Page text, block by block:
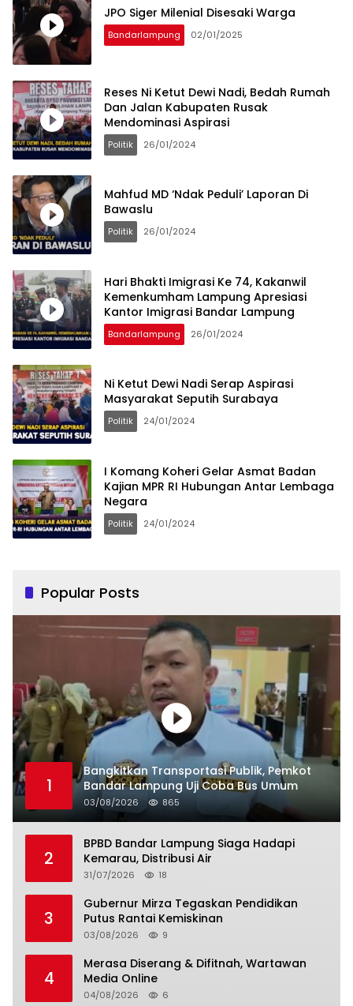
JPO Siger Milenial Disesaki Warga
Bandarlampung 02/01/2025
Reses Ni Ketut Dewi Nadi, Bedah Rumah
Dan Jalan Kabupaten Rusak
Mendominasi Aspirasi
Politik 26/01/2024
Mahfud MD ‘Ndak Peduli’ Laporan Di
Bawaslu
Politik 26/01/2024
Hari Bhakti Imigrasi Ke 74, Kakanwil
Kemenkumham Lampung Apresiasi
Kantor Imigrasi Bandar Lampung
Bandarlampung 26/01/2024
Ni Ketut Dewi Nadi Serap Aspirasi
Masyarakat Seputih Surabaya
Politik 24/01/2024
I Komang Koheri Gelar Asmat Badan
Kajian MPR RI Hubungan Antar Lembaga
Negara
Politik 24/01/2024
Popular Posts
1
Bangkitkan Transportasi Publik, Pemkot
Bandar Lampung Uji Coba Bus Umum
03/08/2026 865
2
BPBD Bandar Lampung Siaga Hadapi
Kemarau, Distribusi Air
31/07/2026 18
3
Gubernur Mirza Tegaskan Pendidikan
Putus Rantai Kemiskinan
03/08/2026 9
4
Merasa Diserang & Difitnah, Wartawan
Media Online
04/08/2026 6